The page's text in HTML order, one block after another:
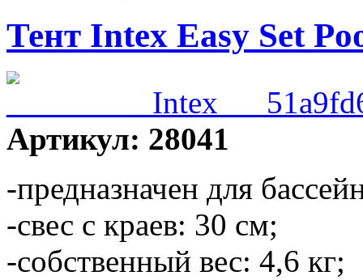
Тент Intex Easy Set
Артикул: 28041
-предназначен для
-свес с краев: 30 см;
-собственный вес: 4,6 кг;